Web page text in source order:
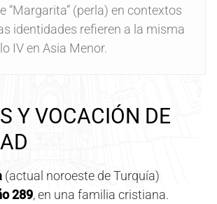
“Margarita” (perla) en contextos
identidades refieren a la misma
IV en Asia Menor.
Y VOCACIÓN DE
(actual noroeste de Turquía)
289, en una familia cristiana.